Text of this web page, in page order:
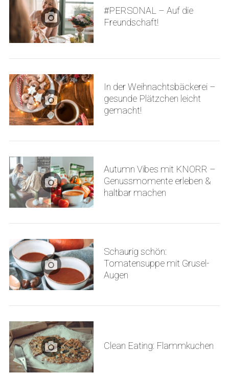
#PERSONAL – Auf die
Freundschaft!
In der Weihnachtsbäckerei –
gesunde Plätzchen leicht
gemacht!
Autumn Vibes mit KNORR –
Genussmomente erleben &
haltbar machen
Schaurig schön:
Tomatensuppe mit Grusel-
Augen
Clean Eating: Flammkuchen
S
e
a
c
o
r
: